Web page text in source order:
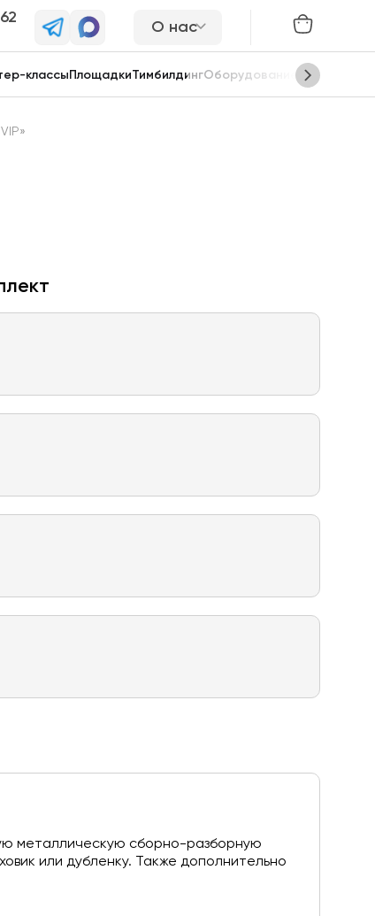
О нас
классы ПлощадкиТимбилдингОборудование Сцены
металлическую сборно-разборную
или дубленку. Также дополнительно